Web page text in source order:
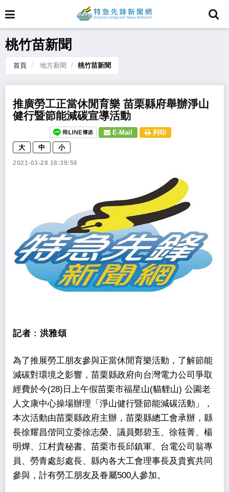
桃竹苗新聞
首頁 地方新聞 桃竹苗新聞
推廣勞工正當休閒育樂 苗栗縣府舉辦淨山
健行暨節能減碳宣導活動
E-Mail
列印
大
中 小
2021-03-28 18:39:56
記者 : 洪雅頌
為了推展勞工朋友參與正當休閒育樂活動，了解節能
減碳對環境之影響，苗栗縣政府向台灣電力公司爭取
經費於今(28)日上午假苗栗市福星山(貓貍山) 公園老
人文康中心操場辦理「淨山健行暨節能減碳活動」，
本次活動由苗栗縣政府主辦，苗栗縣總工會承辦，縣
長徐耀昌偕同立委徐志榮、議員鄭碧玉、徐筱菁、楊
明燁、江村貴秘書、苗栗市長邱鎮軍、台電公司翁專
員、勞青處彭處長、縣內各大工會理事長及貴賓共同
參與，計有勞工朋友及眷屬500人參加。